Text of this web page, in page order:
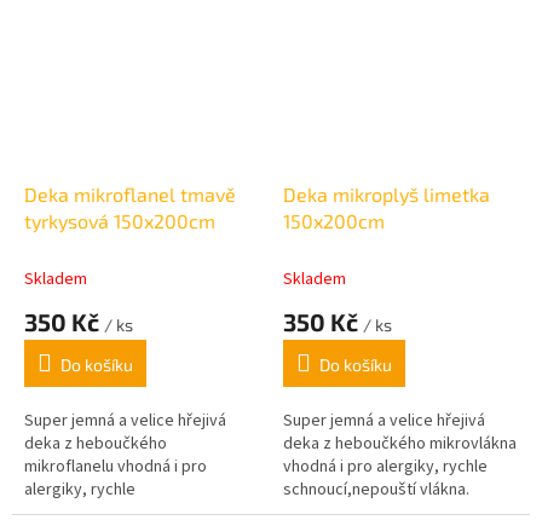
Deka mikroflanel tmavě
tyrkysová 150x200cm
Skladem
350 Kč / ks
Do košíku
Super jemná a velice hřejivá
deka z heboučkého
mikroflanelu vhodná i pro
alergiky, rychle
schnoucí,nepouští vlákna.
Deka mikroplyš limetka
150x200cm
Skladem
350 Kč / ks
Do košíku
Super jemná a velice hřejivá
deka z heboučkého mikrovlákna
vhodná i pro alergiky, rychle
schnoucí,nepouští vlákna.